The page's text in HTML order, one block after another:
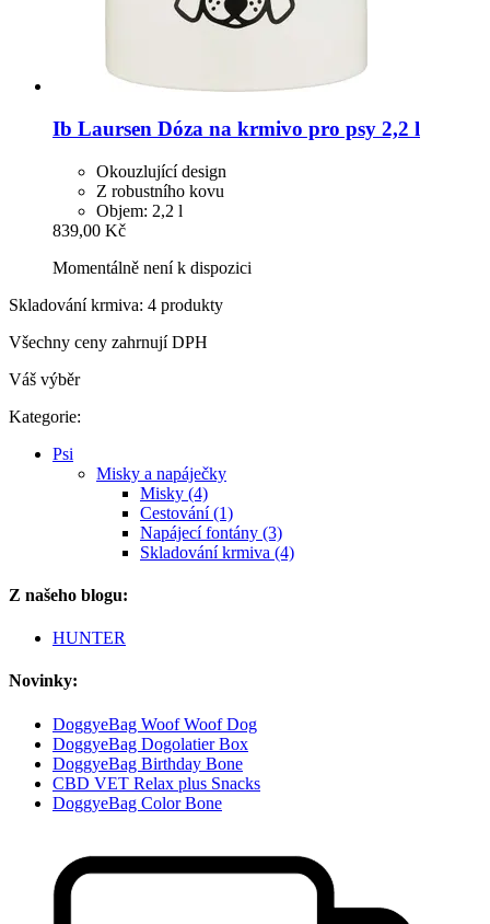
Ib Laursen Dóza na krmivo pro psy 2,2 l
Okouzlující design
Z robustního kovu
Objem: 2,2 l
839,00 Kč
Momentálně není k dispozici
Skladování krmiva: 4 produkty
Všechny ceny zahrnují DPH
Váš výběr
Kategorie:
Psi
Misky a napáječky
Misky (4)
Cestování (1)
Napájecí fontány (3)
Skladování krmiva (4)
Z našeho blogu:
HUNTER
Novinky:
DoggyeBag Woof Woof Dog
DoggyeBag Dogolatier Box
DoggyeBag Birthday Bone
CBD VET Relax plus Snacks
DoggyeBag Color Bone